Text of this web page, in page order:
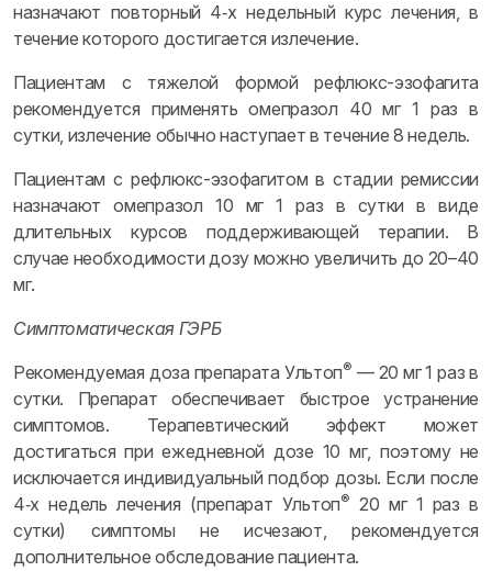
назначают повторный 4‑х недельный курс лечения, в
течение которого достигается излечение.
Пациентам с тяжелой формой рефлюкс-эзофагита
рекомендуется применять омепразол 40 мг 1 раз в
сутки, излечение обычно наступает в течение 8 недель.
Пациентам с рефлюкс-эзофагитом в стадии ремиссии
назначают омепразол 10 мг 1 раз в сутки в виде
длительных курсов поддерживающей терапии. В
случае необходимости дозу можно увеличить до 20–40
мг.
Симптоматическая ГЭРБ
Рекомендуемая доза препарата Ультоп® — 20 мг 1 раз в
сутки. Препарат обеспечивает быстрое устранение
симптомов. Терапевтический эффект может
достигаться при ежедневной дозе 10 мг, поэтому не
исключается индивидуальный подбор дозы. Если после
4‑х недель лечения (препарат Ультоп® 20 мг 1 раз в
сутки) симптомы не исчезают, рекомендуется
дополнительное обследование пациента.